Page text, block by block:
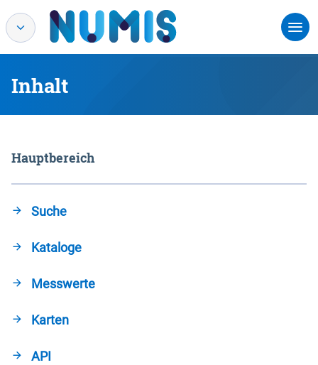
Inhalt
Hauptbereich
Suche
Kataloge
Messwerte
Karten
API